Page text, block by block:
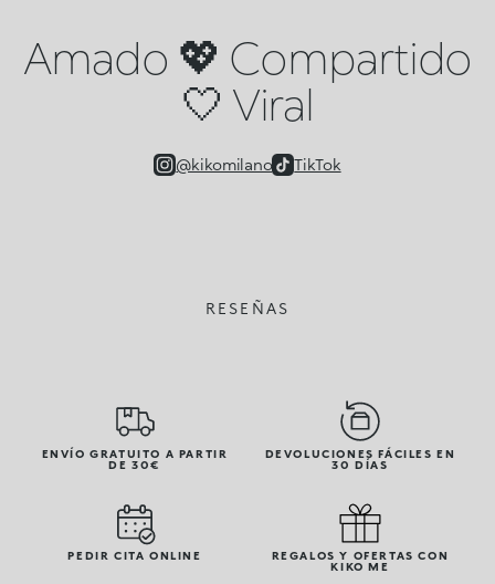
Amado 💖 Compartido
🤍 Viral
@kikomilano TikTok
RESEÑAS
ENVÍO GRATUITO A PARTIR
DE 30€
DEVOLUCIONES FÁCILES EN
30 DÍAS
PEDIR CITA ONLINE
REGALOS Y OFERTAS CON
KIKO ME